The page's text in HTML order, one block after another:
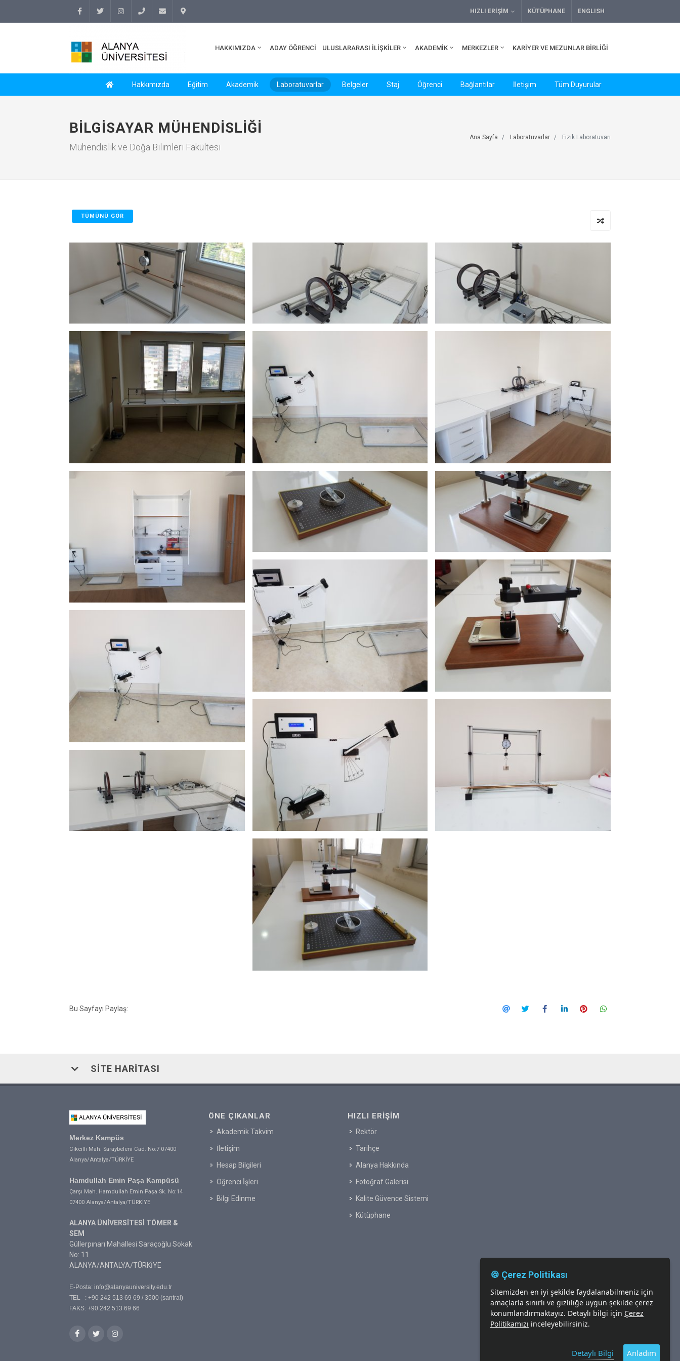
242)
HIZLI ERIŞIM KÜTÜPHANE ENGLISH
HAKKIMIZDA ADAY ÖĞRENCİ ULUSLARARASI İLİŞKİLER AKADEMİK MERKEZLER KARIYER VE MEZUNLAR BIRLIĞI
Hakkımızda Eğitim Akademik Laboratuvarlar Belgeler Staj Öğrenci Bağlantılar İletişim Tüm Duyurular
BILGISAYAR MÜHENDISLIĞI
Mühendislik ve Doğa Bilimleri Fakültesi
Ana Sayfa Laboratuvarlar Fizik Laboratuvarı
TÜMÜNÜ GÖR
Bu Sayfayı Paylaş:
SITE HARITASI
Merkez Kampüs
Cikcilli Mah. Saraybeleni Cad. No:7 07400
Alanya/Antalya/TÜRKİYE
Hamdullah Emin Paşa Kampüsü
Çarşı Mah. Hamdullah Emin Paşa Sk. No:14
07400 Alanya/Antalya/TÜRKİYE
ALANYA ÜNİVERSİTESİ TÖMER &
SEM
Güllerpınarı Mahallesi Saraçoğlu Sokak
No: 11
ALANYA/ANTALYA/TÜRKİYE
E-Posta: info@alanyauniversity.edu.tr
TEL : +90 242 513 69 69 / 3500 (santral)
FAKS: +90 242 513 69 66
ÖNE ÇIKANLAR
Akademik Takvim
İletişim
Hesap Bilgileri
Öğrenci İşleri
Bilgi Edinme
HIZLI ERIŞIM
Rektör
Tarihçe
Alanya Hakkında
Fotoğraf Galerisi
Kalite Güvence Sistemi
Kütüphane
🍪 Çerez Politikası
Sitemizden en iyi şekilde faydalanabilmeniz için
amaçlarla sınırlı ve gizliliğe uygun şekilde çerez
konumlandırmaktayız. Detaylı bilgi için Çerez
Politikamızı inceleyebilirsiniz.
Detaylı Bilgi Anladım